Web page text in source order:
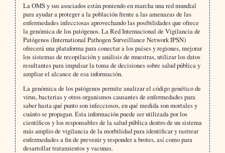
La OMS y sus asociados están poniendo en marcha una red mundial
para ayudar a proteger a la población frente a las amenazas de las
enfermedades infecciosas aprovechando las posibilidades que ofrece
la genómica de los patógenos. La Red Internacional de Vigilancia de
Patógenos (International Pathogen Surveillance Network IPSN)
ofrecerá una plataforma para conectar a los países y regiones, mejorar
los sistemas de recopilación y análisis de muestras, utilizar los datos
resultantes para impulsar la toma de decisiones sobre salud pública y
ampliar el alcance de esa información.
La genómica de los patógenos permite analizar el código genético de
virus, bacterias y otros organismos causantes de enfermedades para
saber hasta qué punto son infecciosos, en qué medida son mortales y
cuánto se propagan. Esta información puede ser utilizada por los
científicos y los responsables de la salud pública dentro de un sistema
más amplio de vigilancia de la morbilidad para identificar y rastrear
enfermedades a fin de prevenir y responder a brotes, así como para
desarrollar tratamientos y vacunas.